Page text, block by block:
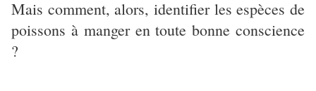
Mais comment, alors, identifier les espèces de
poissons à manger en toute bonne conscience
?